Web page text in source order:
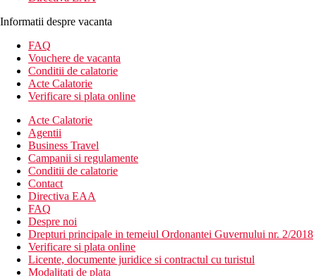
Informatii despre vacanta
FAQ
Vouchere de vacanta
Conditii de calatorie
Acte Calatorie
Verificare si plata online
Acte Calatorie
Agentii
Business Travel
Campanii si regulamente
Conditii de calatorie
Contact
Directiva EAA
FAQ
Despre noi
Drepturi principale in temeiul Ordonantei Guvernului nr. 2/2018
Verificare si plata online
Licente, documente juridice si contractul cu turistul
Modalitati de plata